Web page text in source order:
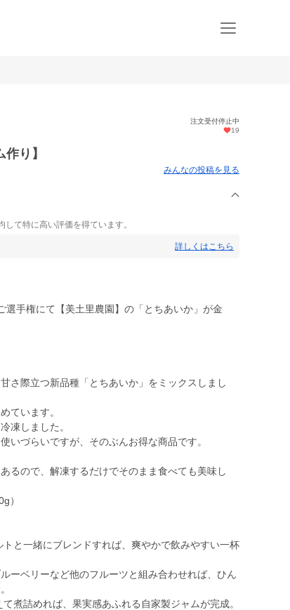
注文受付停止中
19
り】
みんなの投稿を見る
て特に高い評価を得ています。
詳しくはこちら
選手権にて【美土里農園】の「とちあいか」が金
さ際立つ新品種「とちあいか」をミックスしまし
ています。
凍しました。
いづらいですが、そのぶんお得な商品です。
るので、解凍するだけでそのまま食べても美味し
）
と一緒にブレンドすれば、爽やかで飲みやすい一杯
ーベリーなど他のフルーツと組み合わせれば、ひん
煮詰めれば、果実感あふれる自家製ジャムが完成。